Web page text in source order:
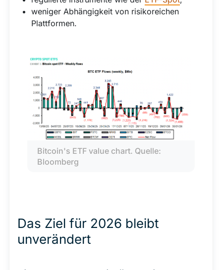
weniger Abhängigkeit von risikoreichen
Plattformen.
Bitcoin's ETF value chart. Quelle:
Bloomberg
Das Ziel für 2026 bleibt
unverändert